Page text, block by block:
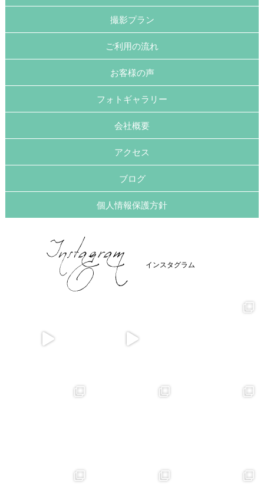
撮影プラン
ご利用の流れ
お客様の声
フォトギャラリー
会社概要
アクセス
ブログ
個人情報保護方針
インスタグラム